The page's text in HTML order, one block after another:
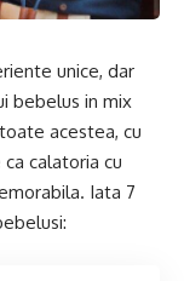
unice, dar
bebelus in mix
acestea, cu
calatoria cu
Iata 7